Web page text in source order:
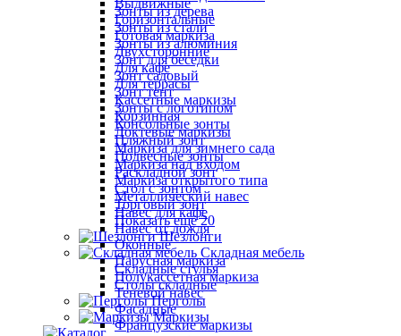
Зонты из дерева
Зонты из стали
Зонты из алюминия
Зонт для беседки
Зонт садовый
Зонт тент
Зонты с логотипом
Консольные зонты
Пляжный зонт
Подвесные зонты
Раскладной зонт
Стол с зонтом
Торговый зонт
Показать ещё 20
Шезлонги
Складная мебель
Складные стулья
Столы складные
Перголы
Маркизы
Выдвижные
Горизонтальные
Готовая маркиза
Двухсторонние
Для кафе
Для террасы
Кассетные маркизы
Корзинная
Локтевые маркизы
Маркиза для зимнего сада
Маркиза над входом
Маркиза открытого типа
Металлический навес
Навес для кафе
Навес от дождя
Оконные
Парусная маркиза
Полукассетная маркиза
Теневой навес
Фасадные
Французские маркизы